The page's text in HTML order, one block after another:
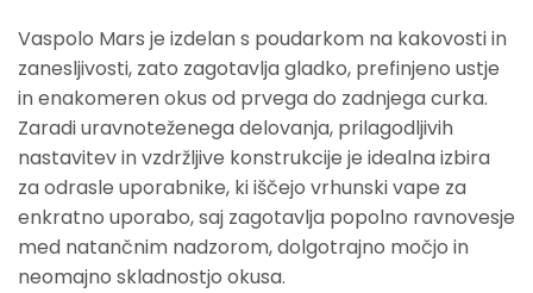
Vaspolo Mars je izdelan s poudarkom na kakovosti in
zanesljivosti, zato zagotavlja gladko, prefinjeno ustje
in enakomeren okus od prvega do zadnjega curka.
Zaradi uravnoteženega delovanja, prilagodljivih
nastavitev in vzdržljive konstrukcije je idealna izbira
za odrasle uporabnike, ki iščejo vrhunski vape za
enkratno uporabo, saj zagotavlja popolno ravnovesje
med natančnim nadzorom, dolgotrajno močjo in
neomajno skladnostjo okusa.